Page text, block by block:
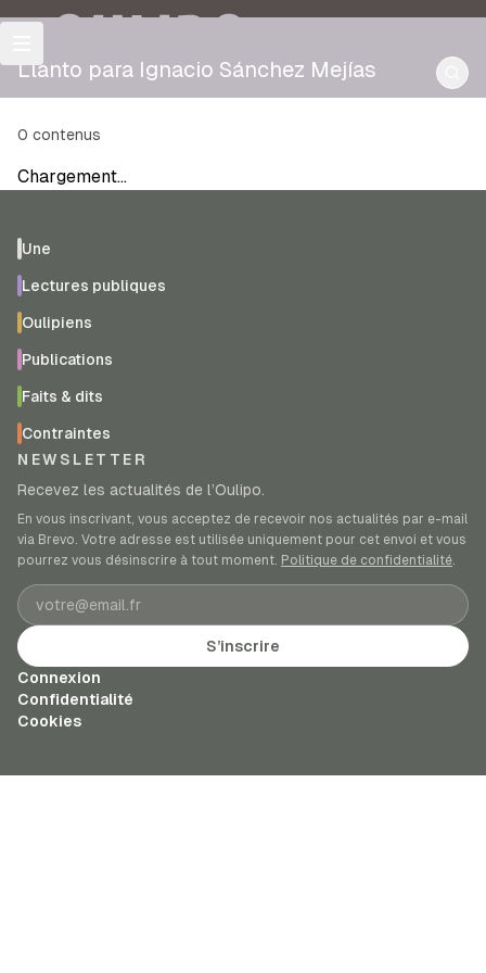
OULIPO
Llanto para Ignacio Sánchez Mejías
0 contenus
Chargement…
Une
Lectures publiques
Oulipiens
Publications
Faits & dits
Contraintes
NEWSLETTER
Recevez les actualités de l’Oulipo.
En vous inscrivant, vous acceptez de recevoir nos actualités par e-mail
via Brevo. Votre adresse est utilisée uniquement pour cet envoi et vous
pourrez vous désinscrire à tout moment. Politique de confidentialité.
Adresse e-mail
S’inscrire
Connexion
Confidentialité
Cookies